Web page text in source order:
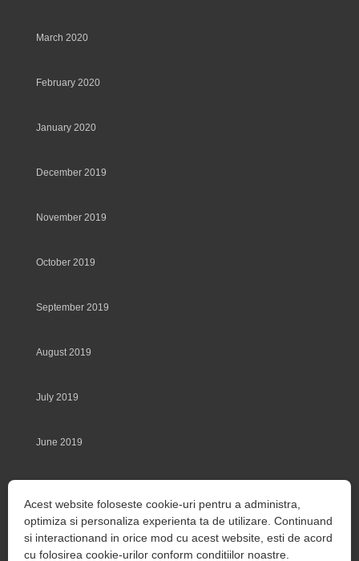
Acest website foloseste cookie-uri pentru a administra,
optimiza si personaliza experienta ta de utilizare. Continuand
si interactionand in orice mod cu acest website, esti de acord
cu folosirea cookie-urilor conform conditiilor noastre.
March 2020
February 2020
January 2020
December 2019
November 2019
October 2019
September 2019
August 2019
July 2019
June 2019
March 2014